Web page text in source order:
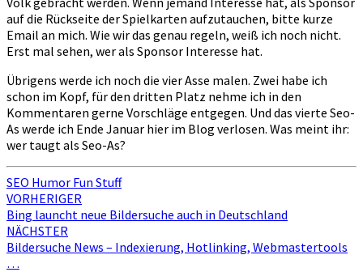
auf die Rückseite der Spielkarten aufzutauchen, bitte kurze
Email an mich. Wie wir das genau regeln, weiß ich noch nicht.
Erst mal sehen, wer als Sponsor Interesse hat.
Übrigens werde ich noch die vier Asse malen. Zwei habe ich
schon im Kopf, für den dritten Platz nehme ich in den
Kommentaren gerne Vorschläge entgegen. Und das vierte Seo-
As werde ich Ende Januar hier im Blog verlosen. Was meint ihr:
wer taugt als Seo-As?
SEO Humor Fun Stuff
Beitragsnavigation
VORHERIGER
Bing launcht neue Bildersuche auch in Deutschland
NÄCHSTER
Bildersuche News – Indexierung, Hotlinking, Webmastertools
…